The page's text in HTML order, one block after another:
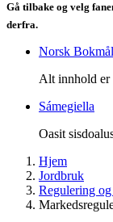
Gå tilbake og velg
derfra.
Norsk Bokmål
Alt innhold er
Sámegiella
Oasit
Hjem
Jordbruk
Regulering